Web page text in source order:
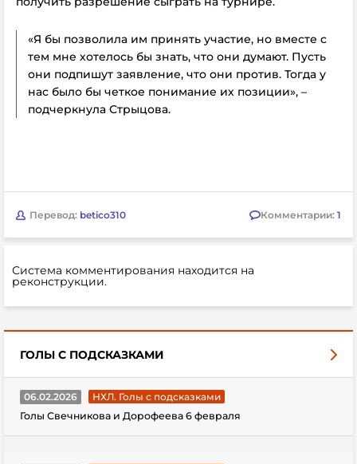
«Я бы позволила им принять участие, но вместе с
тем мне хотелось бы знать, что они думают. Пусть
они подпишут заявление, что они против. Тогда у
нас было бы четкое понимание их позиции», –
подчеркнула Стрыцова.
Перевод: betico310 Комментарии: 1
Система комментирования находится на
реконструкции.
ГОЛЫ С ПОДСКАЗКАМИ
06.02.2026
НХЛ. Голы с подсказками
Голы Свечникова и Дорофеева 6 февраля